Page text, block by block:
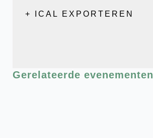
+ ICAL EXPORTEREN
Gerelateerde evenementen